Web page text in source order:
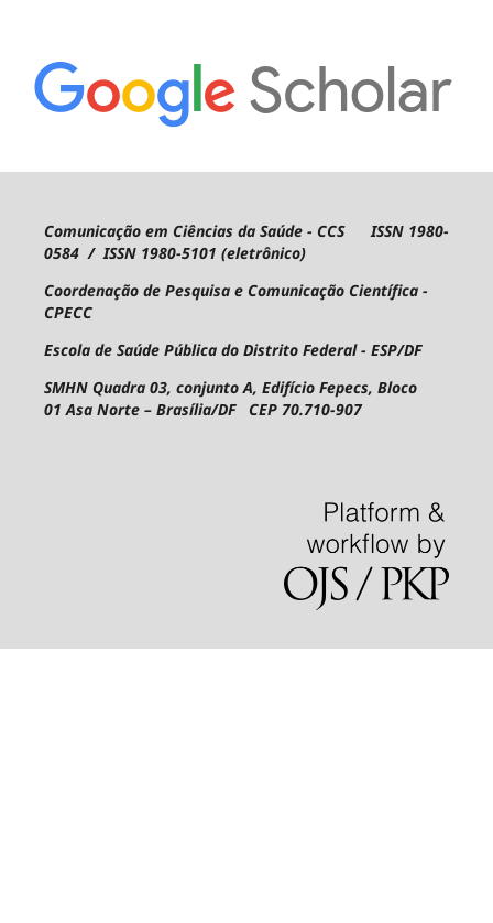
Comunicação em Ciências da Saúde - CCS ISSN 1980-
0584 / ISSN 1980-5101 (eletrônico)
Coordenação de Pesquisa e Comunicação Científica -
CPECC
Escola de Saúde Pública do Distrito Federal - ESP/DF
SMHN Quadra 03, conjunto A, Edifício Fepecs, Bloco
01Asa Norte – Brasília/DF CEP 70.710-907